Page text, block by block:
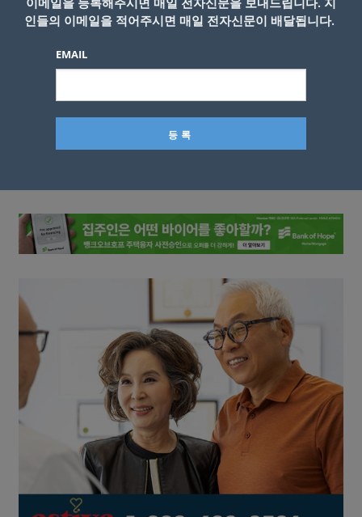
인들의 이메일을 적어주시면 매일 전자신문이 배달됩니다.
EMAIL